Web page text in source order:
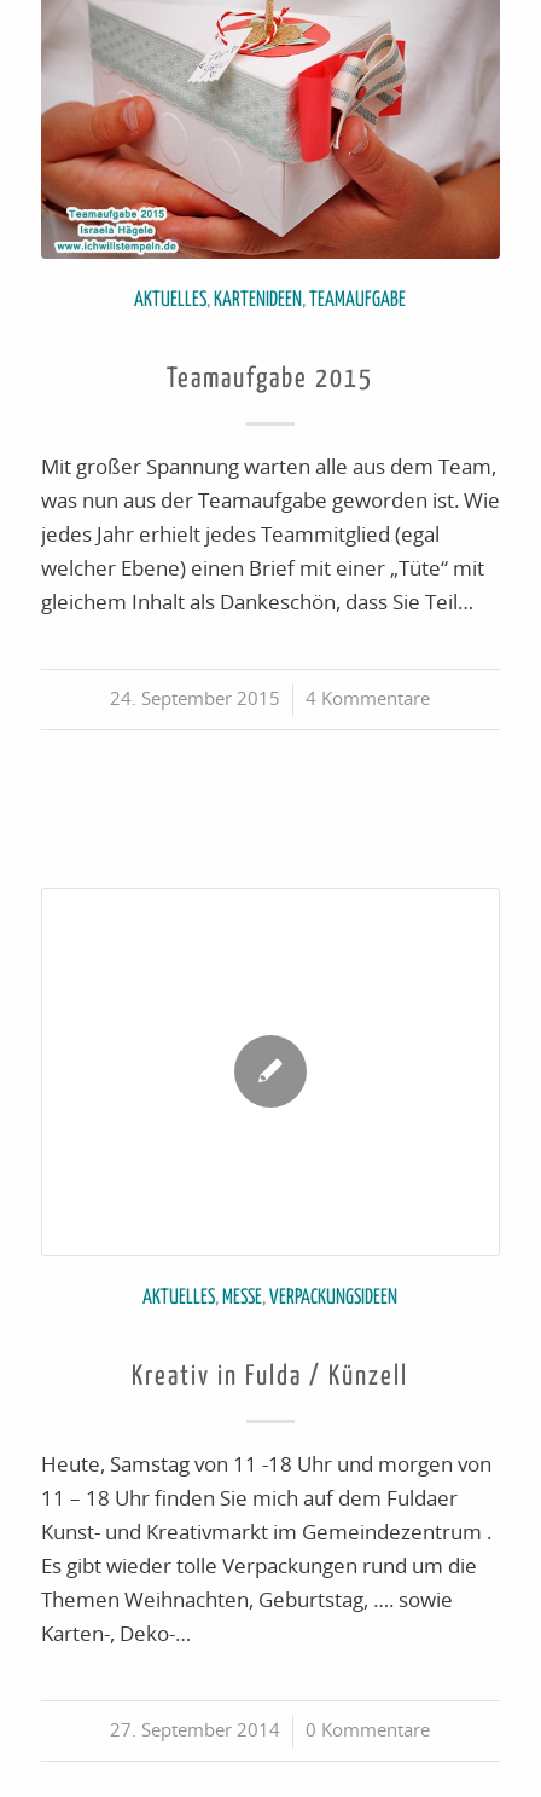
AKTUELLES,KARTENIDEEN, TEAMAUFGABE
Teamaufgabe 2015
Mit großer Spannung warten alle aus dem Team,
was nun aus der Teamaufgabe geworden ist. Wie
jedes Jahr erhielt jedes Teammitglied (egal
welcher Ebene) einen Brief mit einer „Tüte“ mit
gleichem Inhalt als Dankeschön, dass Sie Teil…
24. September 2015
/ 4 Kommentare
AKTUELLES, MESSE,VERPACKUNGSIDEEN
Kreativ in Fulda / Künzell
Heute, Samstag von 11 -18 Uhr und morgen von
11 – 18 Uhr finden Sie mich auf dem Fuldaer
Kunst- und Kreativmarkt im Gemeindezentrum .
Es gibt wieder tolle Verpackungen rund um die
Themen Weihnachten, Geburtstag, …. sowie
Karten-, Deko-…
27. September 2014
/ 0 Kommentare